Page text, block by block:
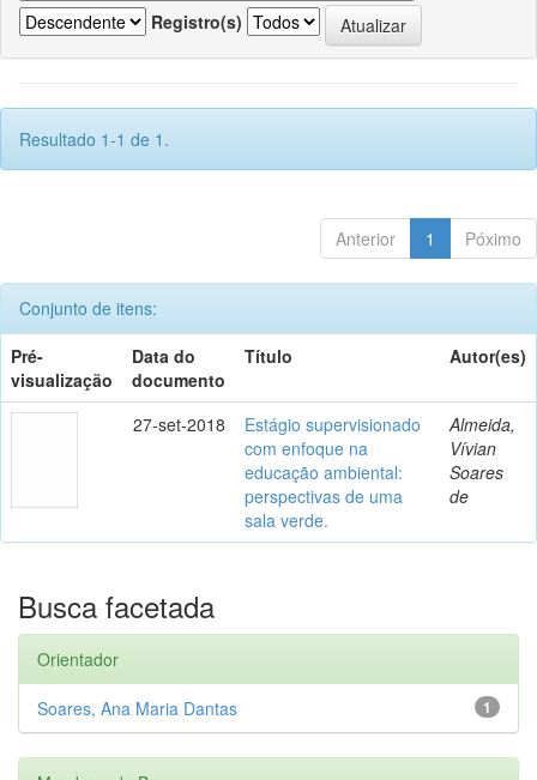
Registro(s)
Resultado 1-1 de 1.
Anterior 1 Póximo
Conjunto de itens:
Pré-
visualização
Data do
documento
Título Autor(es)
27-set-2018
Estágio supervisionado
com enfoque na
educação ambiental:
perspectivas de uma
sala verde.
Almeida,
Vívian
Soares
de
Busca facetada
Orientador
1
Soares, Ana Maria Dantas